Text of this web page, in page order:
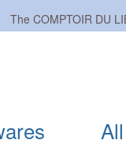
The COMPTOIR DU